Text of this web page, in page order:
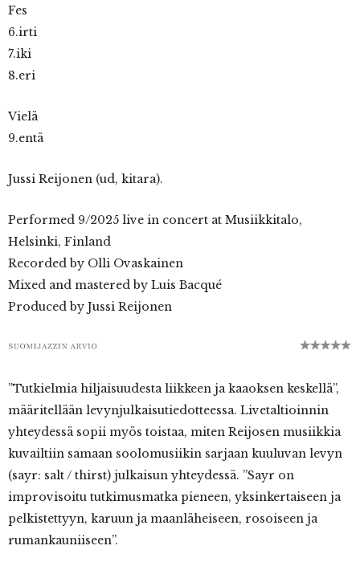
Fes
6.irti
7.iki
8.eri
Vielä
9.entä
Jussi Reijonen (ud, kitara).
Performed 9/2025 live in concert at Musiikkitalo,
Helsinki, Finland
Recorded by Olli Ovaskainen
Mixed and mastered by Luis Bacqué
Produced by Jussi Reijonen
”Tutkielmia hiljaisuudesta liikkeen ja kaaoksen keskellä”,
määritellään levynjulkaisutiedotteessa. Livetaltioinnin
yhteydessä sopii myös toistaa, miten Reijosen musiikkia
kuvailtiin samaan soolomusiikin sarjaan kuuluvan levyn
(sayr: salt / thirst) julkaisun yhteydessä. ”Sayr on
improvisoitu tutkimusmatka pieneen, yksinkertaiseen ja
pelkistettyyn, karuun ja maanläheiseen, rosoiseen ja
rumankauniiseen”.